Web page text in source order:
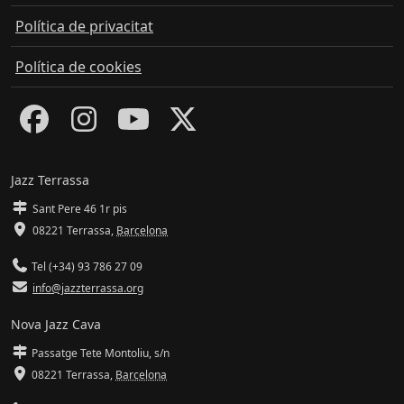
Política de privacitat
Política de cookies
Jazz Terrassa
Sant Pere 46 1r pis
08221 Terrassa, Barcelona
Tel (+34) 93 786 27 09
info@jazzterrassa.org
Nova Jazz Cava
Passatge Tete Montoliu, s/n
08221 Terrassa, Barcelona